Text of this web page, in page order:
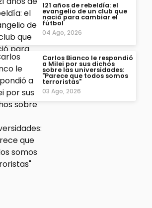
121 años de rebeldía: el
evangelio de un club que
nació para cambiar el
fútbol
04 Ago, 2026
Carlos Bianco le respondió
a Milei por sus dichos
sobre las universidades:
"Parece que todos somos
terroristas"
03 Ago, 2026